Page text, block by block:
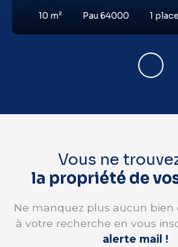
10 m² Pau 64000 1 place
Vous ne
la propriété de
Ne manquez plus aucun bien
à votre recherche en vous
alerte mail !